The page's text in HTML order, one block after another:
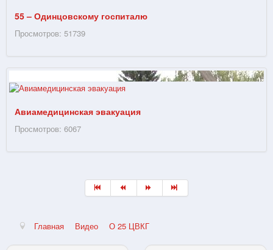
55 – Одинцовскому госпиталю
Просмотров: 51739
Авиамедицинская эвакуация
Просмотров: 6067
Главная Видео О 25 ЦВКГ